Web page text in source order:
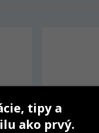
tipy a
ako prvý.